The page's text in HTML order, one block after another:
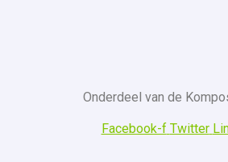
Onderdeel van de
Facebook-f Twitter